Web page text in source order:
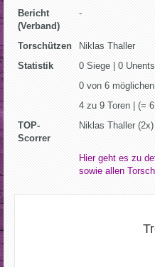
Bericht
(Verband)
-
Torschützen
Niklas Thaller
Statistik
0 Siege | 0
0 von 6
4 zu 9 Toren | (=
TOP-
Scorrer
Niklas Thaller (2x)
Hier geht es zu
sowie allen